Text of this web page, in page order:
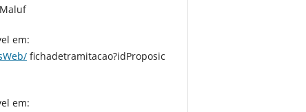
em:
fichadetramitacao?idProposic
em: